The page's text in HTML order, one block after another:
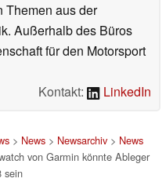
Themen aus der
Außerhalb des Büros
für den Motorsport
Kontakt:
LinkedIn
> News> Newsarchiv> News
von Garmin könnte Ableger
sein